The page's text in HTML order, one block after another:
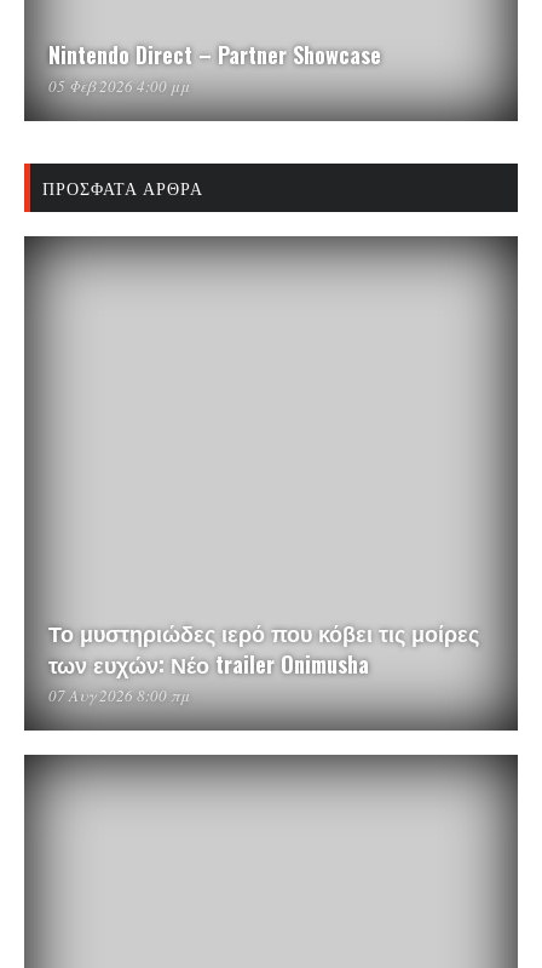
Nintendo Direct – Partner Showcase
05 Φεβ 2026 4:00 μμ
ΠΡΌΣΦΑΤΑ ΆΡΘΡΑ
Το μυστηριώδες ιερό που κόβει τις μοίρες
των ευχών: Νέο trailer Onimusha
07 Αυγ 2026 8:00 πμ